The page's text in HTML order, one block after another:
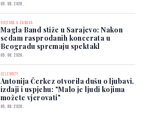
09. 08. 2026.
KULTURA & ZABAVA
Magla Band stiže u Sarajevo: Nakon
sedam rasprodanih koncerata u
Beogradu spremaju spektakl
09. 08. 2026.
CELEBRITY
Antonija Čerkez otvorila dušu o ljubavi,
izdaji i uspjehu: "Malo je ljudi kojima
možete vjerovati"
05. 08. 2026.